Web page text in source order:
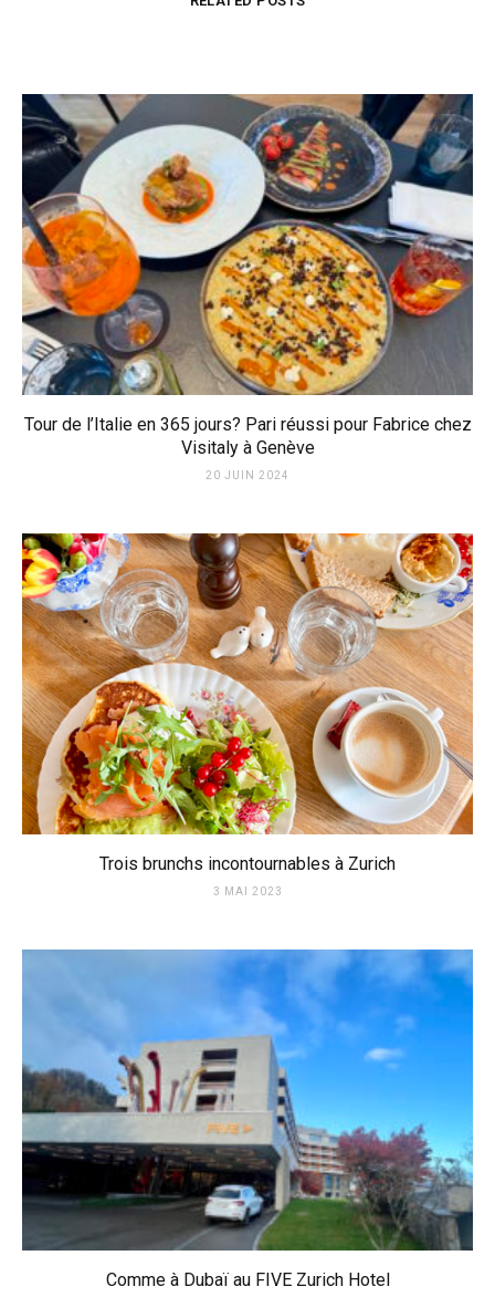
Tour de l’Italie en 365 jours? Pari réussi pour Fabrice chez
Visitaly à Genève
20 JUIN 2024
Trois brunchs incontournables à Zurich
3 MAI 2023
Comme à Dubaï au FIVE Zurich Hotel